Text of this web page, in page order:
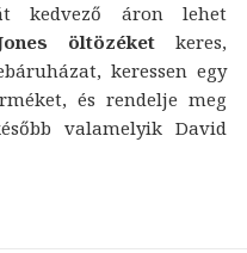
kedvező áron lehet
öltözéket keres,
keressen egy
és rendelje meg
valamelyik David